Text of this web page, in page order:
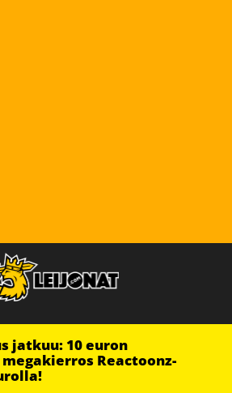
jatkuu: 10 euron
Reactoonz-